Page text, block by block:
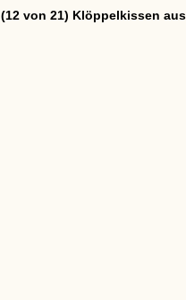
(12 von 21) Klöppelkissen